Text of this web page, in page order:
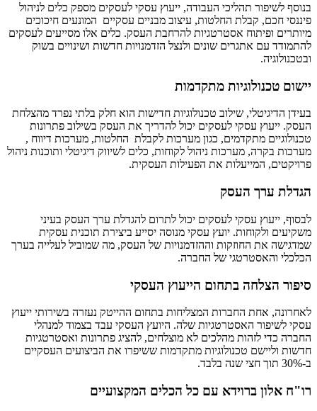
בנוסף לשיפור תהליכי העבודה, ייעוץ עסקי לעסקים מספק כלים לניהול
פיננסי חכם, קבלת החלטות, עיצוב מבניים עסקיים המונעים חיכוכים
מיותרים ופיתוח אסטרטגיות להרחבת העסק. כלים אלו מסייעים לעסקים
להתמודד עם אתגרים שונים ולנצל הזדמנויות חדשות ושינויים בשוק
ובטכנולוגיה.
יישום טכנולוגיות מתקדמות
בעידן הדיגיטלי, שילוב טכנולוגיות חדישות הוא חלק בלתי נפרד מהצלחת
העסק. ייעוץ עסקי לעסקים יכול להדריך את העסק בשילוב פתרונות
טכנולוגיים מתקדמים, כגון מערכות לקבלת החלטות, מערכות דיווח ,
מערכות בקרה, מערכות ניהול לקוחות, כלים לשיווק דיגיטלי ותוכנות ניהול
פרויקטים, המייעלות את הפעילות העסקית.
הגדלת ערך העסק
לבסוף, ייעוץ עסקי לעסקים יכול לתרום להגדלת ערך העסק בעיני
משקיעים ולקוחות. יועץ עסקי מנוסה יסייע ביצירת תוכנית עסקית
שמדגישה את החוזקות וההזדמנויות של העסק, מה שמוביל לעלייה בערך
הכלכלי והאסטרטגי של החברה.
סיפור הצלחה בתחום הייעוץ העסקי
לאחרונה, אחת החברות המצליחות בתחום ההייטק נעזרה בשירותי ייעוץ
עסקי לשיפור האסטרטגיות שלה. היועץ העסקי עבד בצמוד למנהלי
החברה כדי לזהות מהלכים לא מוצלחים, להציג פתרונות ואסטרטגיות
חדשות וליישם טכנולוגיות מתקדמות ששיפרו את הביצועים העסקיים
ב-30% תוך חצי שנה בלבד.
רו"ח אלון ברוידא עם כל הכלים המקצועיים